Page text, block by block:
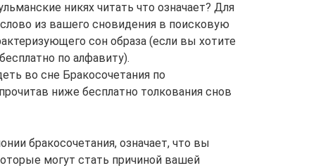
никях читать что означает? Для
из вашего сновидения в поисковую
сон образа (если вы хотите
по алфавиту).
во сне Бракосочетания по
ниже бесплатно толкования снов
бракосочетания, означает, что вы
могут стать причиной вашей